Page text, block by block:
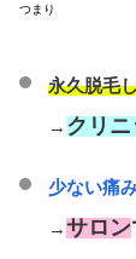
つまり
永久脱毛
→ クリニ
少ない痛
→サロン